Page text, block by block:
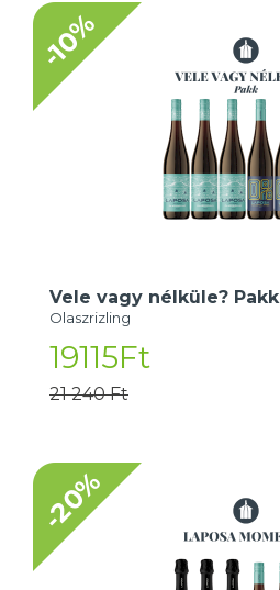
-10%
Vele vagy nélküle? Pakk
Olaszrizling
19115Ft
21 240 Ft
-20%